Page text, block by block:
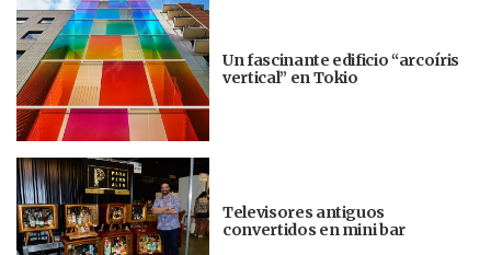
Un fascinante edificio “arcoíris
vertical” en Tokio
Televisores antiguos
convertidos en mini bar